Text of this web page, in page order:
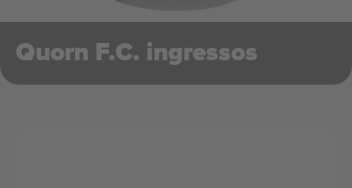
Quorn F.C. ingressos